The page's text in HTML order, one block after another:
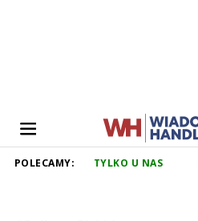
POLECAMY: TYLKO U NAS